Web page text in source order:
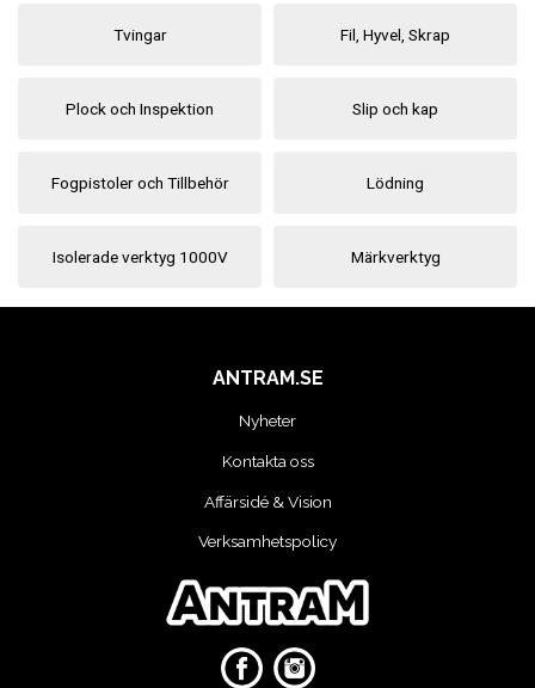
PUMPAR
STEGAR, STÖD OCH PLATTFORMAR
VERKSTADSUTRUSTNING
Tvingar Fil, Hyvel, Skrap
Plock och Inspektion Slip och kap
Fogpistoler och Tillbehör Lödning
Isolerade verktyg 1000V Märkverktyg
ANTRAM.SE
Nyheter
Kontakta oss
Affärsidé & Vision
Verksamhetspolicy